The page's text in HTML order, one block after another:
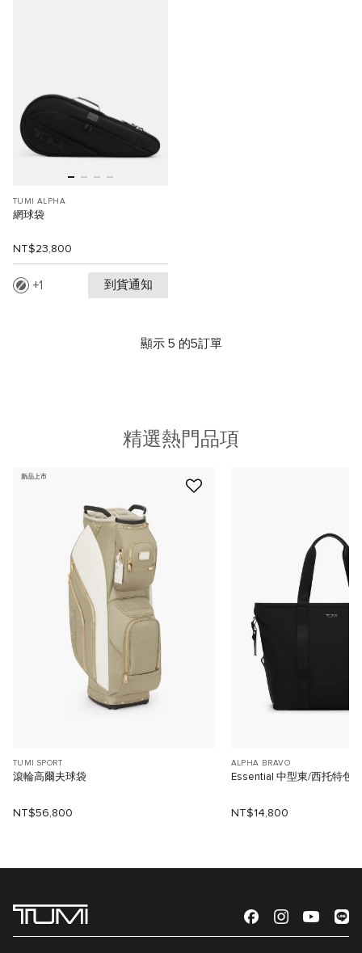
TUMI ALPHA
網球袋
NT$23,800
1 到貨通知
顯示 5 的5訂單
精選熱門品項
新品上市
TUMI SPORT
滾輪高爾夫球袋
NT$56,800
ALPHA BRAVO
Essential 中型東/西托特包
NT$14,800